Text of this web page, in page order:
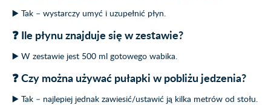
▶️ Tak – wystarczy umyć i uzupełnić płyn.
❓ Ile płynu znajduje się w zestawie?
▶️ W zestawie jest 500 ml gotowego wabika.
❓ Czy można używać pułapki w pobliżu jedzenia?
▶️ Tak – najlepiej jednak zawiesić/ustawić ją kilka metrów od stołu.